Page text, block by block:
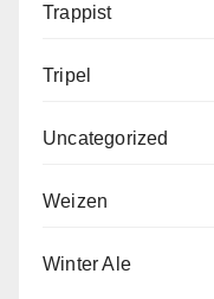
Trappist
Tripel
Uncategorized
Weizen
Winter Ale